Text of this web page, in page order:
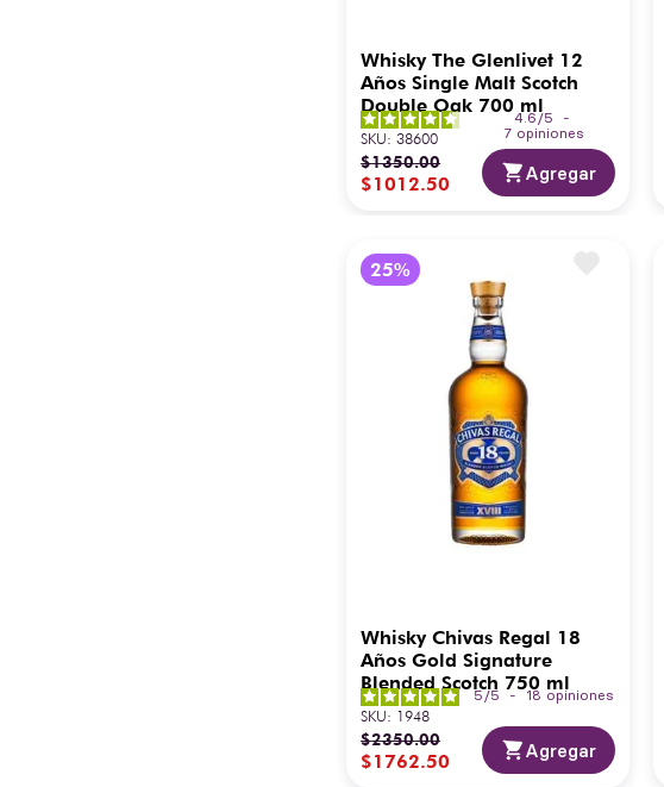
Whisky The Glenlivet 12
Años Single Malt Scotch
Double Oak 700 ml
4.6 /5
-
7 opiniones
SKU:38600
$1350.00
$1012.50 Agregar
Whisky Chivas Regal 18
Años Gold Signature
Blended Scotch 750 ml
5 /5 - 18 opiniones
SKU: 1948
$2350.00
$1762.50 Agregar